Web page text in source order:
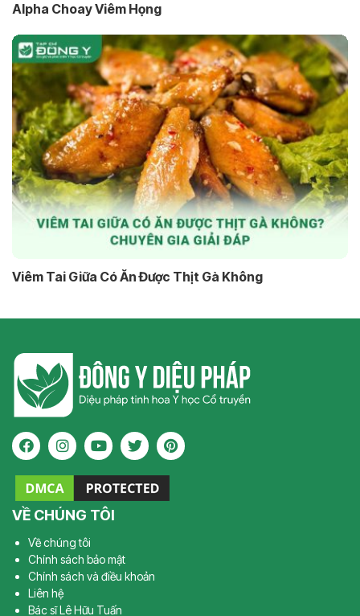
Alpha Choay Viêm Họng
Viêm Tai Giữa Có Ăn Được Thịt Gà Không
VỀ CHÚNG TÔI
Về chúng tôi
Chính sách bảo mật
Chính sách và điều khoản
Liên hệ
Bác sĩ Lê Hữu Tuấn